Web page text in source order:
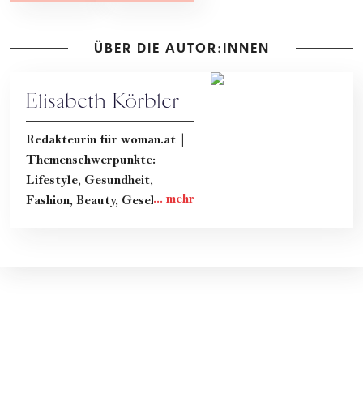
ÜBER DIE AUTOR:INNEN
Elisabeth Körbler
Redakteurin für woman.at |
Themenschwerpunkte:
Lifestyle, Gesundheit,
Fashion, Beauty, Gesellschaft